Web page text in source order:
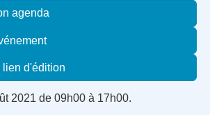
agenda
lien d'édition
2021 de 09h00 à 17h00.